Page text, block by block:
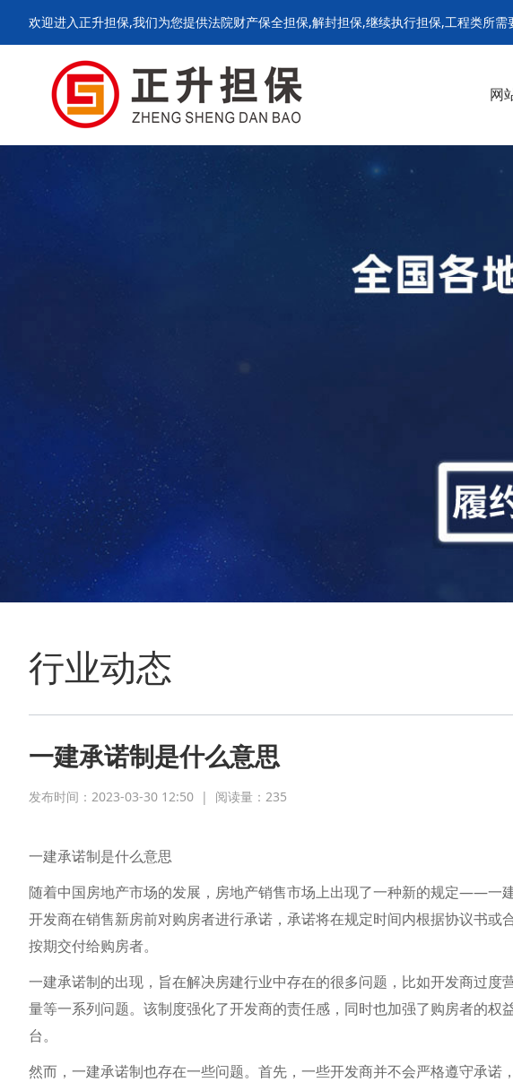
欢迎进入正升担保,我们为您提供法院财产保全担保,解封担保,继续执行担保,工程类所
网
行业动态
一建承诺制是什么意思
发布时间：2023-03-30 12:50 | 阅读量： 235
一建承诺制是什么意思
随着中国房地产市场的发展，房地产销售市场上出现了一种新的规定——一
开发商在销售新房前对购房者进行承诺，承诺将在规定时间内根据协议书或
按期交付给购房者。
一建承诺制的出现，旨在解决房建行业中存在的很多问题，比如开发商过度
量等一系列问题。该制度强化了开发商的责任感，同时也加强了购房者的权
台。
然而，一建承诺制也存在一些问题。首先，一些开发商并不会严格遵守承诺